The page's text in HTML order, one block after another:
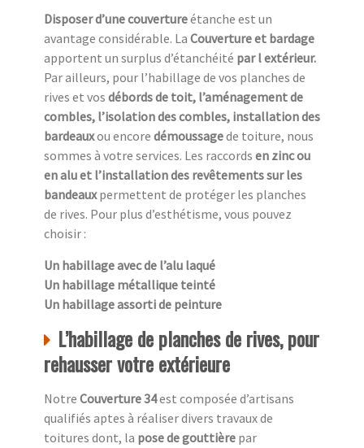
Disposer d’une couvertureétanche est un
avantage considérable. La Couverture et bardage
apportent un surplus d’étanchéité par l extérieur.
Par ailleurs, pour l’habillage de vos planches de
rives et vos débords de toit, l’aménagement de
combles, l’isolation des combles, installation des
bardeauxou encore démoussagede toiture, nous
sommes à votre services. Les raccords en zinc ou
en alu et l’installation des revêtements sur les
bandeauxpermettent de protéger les planches
de rives. Pour plus d’esthétisme, vous pouvez
choisir :
Un habillage avec de l’alu laqué
Un habillage métallique teinté
Un habillage assorti de peinture
L’habillage de planches de rives, pour
rehausser votre extérieure
Notre Couverture 34est composée d’artisans
qualifiés aptes à réaliser divers travaux de
toitures dont, la pose de gouttière par